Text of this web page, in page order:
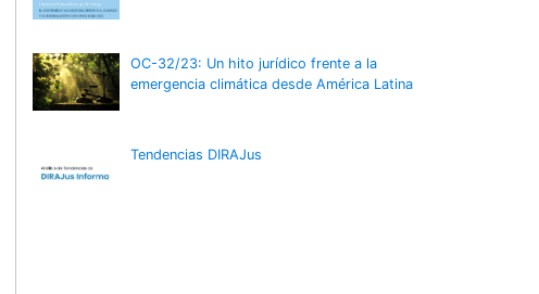
OC-32/23: Un hito jurídico frente a la
emergencia climática desde América Latina
Tendencias DIRAJus